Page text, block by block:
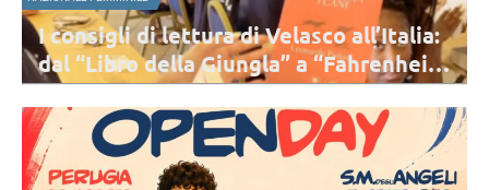
I consigli di lettura di Velasco all’Italia:
dal “Libro della Giungla” a “Fahrenheit
451”
con la preparazione per i prossimi Campionati Europei: una
bellissima iniziativa.